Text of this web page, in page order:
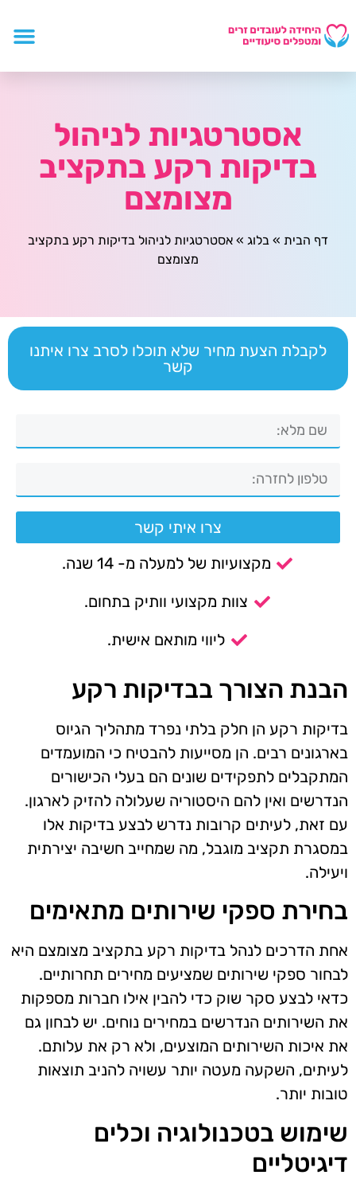
אסטרטגיות לניהול
בדיקות רקע בתקציב
מצומצם
דף הבית » בלוג » אסטרטגיות לניהול בדיקות רקע בתקציב
מצומצם
לקבלת הצעת מחיר שלא תוכלו לסרב צרו איתנו
קשר
צרו איתי קשר
מקצועיות של למעלה מ- 14 שנה.
צוות מקצועי וותיק בתחום.
ליווי מותאם אישית.
הבנת הצורך בבדיקות רקע
בדיקות רקע הן חלק בלתי נפרד מתהליך הגיוס
בארגונים רבים. הן מסייעות להבטיח כי המועמדים
המתקבלים לתפקידים שונים הם בעלי הכישורים
הנדרשים ואין להם היסטוריה שעלולה להזיק לארגון.
עם זאת, לעיתים קרובות נדרש לבצע בדיקות אלו
במסגרת תקציב מוגבל, מה שמחייב חשיבה יצירתית
ויעילה.
בחירת ספקי שירותים מתאימים
אחת הדרכים לנהל בדיקות רקע בתקציב מצומצם היא
לבחור ספקי שירותים שמציעים מחירים תחרותיים.
כדאי לבצע סקר שוק כדי להבין אילו חברות מספקות
את השירותים הנדרשים במחירים נוחים. יש לבחון גם
את איכות השירותים המוצעים, ולא רק את עלותם.
לעיתים, השקעה מעטה יותר עשויה להניב תוצאות
טובות יותר.
שימוש בטכנולוגיה וכלים
דיגיטליים